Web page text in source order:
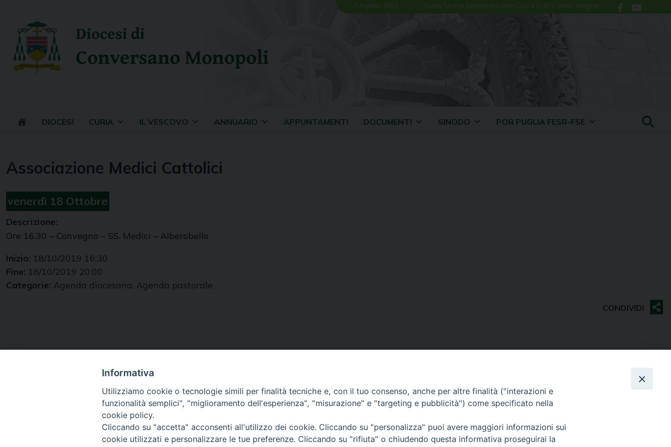
content
9 Agosto 2026 Santa Teresa Benedetta della Croce (Edith) Stein, vergine
Diocesi di
Conversano Monopoli
DIOCESI CURIA IL VESCOVO ANNUARIO APPUNTAMENTI DOCUMENTI SINODO POR PUGLIA FESR-FSE
Associazione Medici Cattolici
venerdì 18 Ottobre
Descrizione:
Ore 16.30 – Convegno – SS. Medici – Alberobello
Inizio: 18/10/2019 16:30
Fine: 18/10/2019 20:00
Categorie: Agenda diocesana, Agenda pastorale
Diocesi di
Conversano Monopoli
70014 CONVERSANO (BA) – Via San Benedetto, 1
70043 MONOPOLI (Ba) – Largo Vescovado, 5
Informativa
Utilizziamo cookie o tecnologie simili per finalità tecniche e, con il tuo consenso, anche per altre finalità ("interazioni e
funzionalità semplici", "miglioramento dell'esperienza", "misurazione" e "targeting e pubblicità") come specificato nella
cookie policy.
Cliccando su "accetta" acconsenti all'utilizzo dei cookie. Cliccando su "personalizza" puoi avere maggiori informazioni sui
cookie utilizzati e personalizzare le tue preferenze. Cliccando su "rifiuta" o chiudendo questa informativa proseguirai la